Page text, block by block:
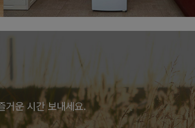
거운 시간 보내세요.